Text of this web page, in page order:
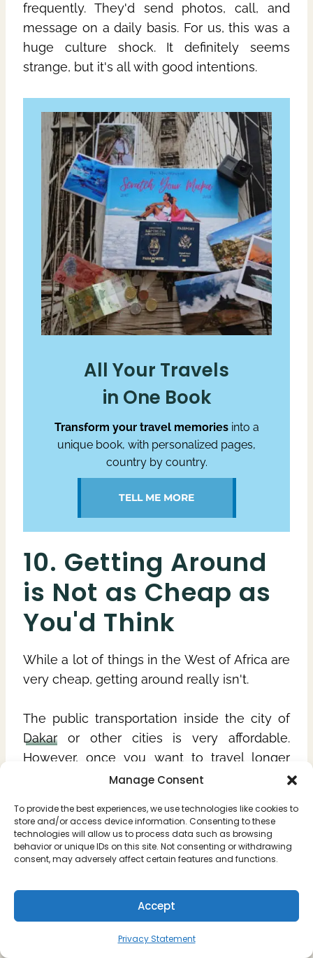
Manage Consent
To provide the best experiences, we use technologies like cookies to
store and/or access device information. Consenting to these
technologies will allow us to process data such as browsing
behavior or unique IDs on this site. Not consenting or withdrawing
consent, may adversely affect certain features and functions.
Accept
Privacy Statement
frequently. They'd send photos, call, and
message on a daily basis. For us, this was a
huge culture shock. It definitely seems
strange, but it's all with good intentions.
All Your Travels
in One Book
Transform your travel memories into a
unique book, with personalized pages,
country by country.
TELL ME MORE
10. Getting Around
is Not as Cheap as
You'd Think
While a lot of things in the West of Africa are
very cheap, getting around really isn't.
The public transportation inside the city of
Dakar or other cities is very affordable.
However, once you want to travel longer
distances, it's really not as easy. We were
course was extremely costly.